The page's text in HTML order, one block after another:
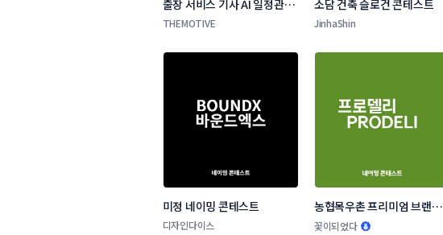
출장 서비스 기사 AI 일정관리
앱 네이밍 콘테스트
THEMOTIVE
소담 건축 슬로건 콘테스트
JinhaShin
미정 네이밍 콘테스트
디자인다이스
농협목우촌 프리미엄 브랜드
네이밍 공모
꽃이되었다